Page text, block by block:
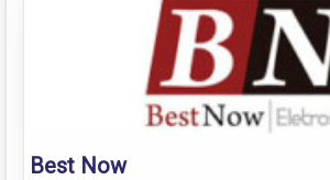
Best Now